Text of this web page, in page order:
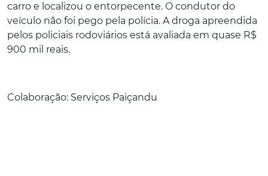
carro e localizou o entorpecente. O condutor do
veículo não foi pego pela polícia. A droga apreendida
pelos policiais rodoviários está avaliada em quase R$
900 mil reais.
Colaboração: Serviços Paiçandu